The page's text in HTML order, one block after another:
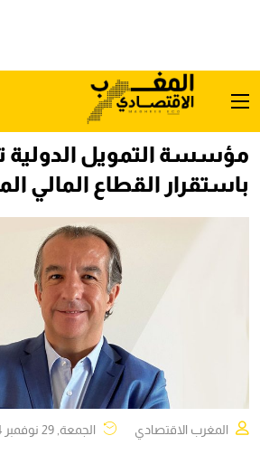
مؤسسة التمويل الدولية
باستقرار القطاع المالي
المغرب الاقتصادي الجمعة, 29 نوفمبر 2024, 13:31